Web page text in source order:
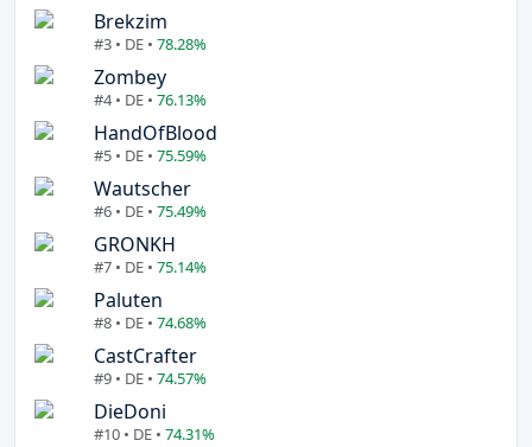
Brekzim
#3 • DE • 78.28%
Zombey
#4 • DE • 76.13%
HandOfBlood
#5 • DE • 75.59%
Wautscher
#6 • DE • 75.49%
GRONKH
#7 • DE • 75.14%
Paluten
#8 • DE • 74.68%
CastCrafter
#9 • DE • 74.57%
DieDoni
#10 • DE • 74.31%